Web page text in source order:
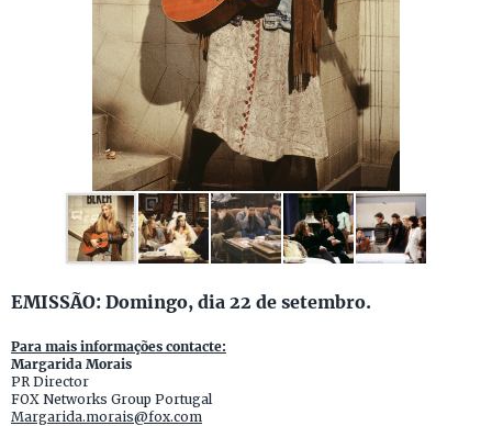
EMISSÃO: Domingo, dia 22 de setembro.
Para mais informações contacte:
Margarida Morais
PR Director
FOX Networks Group Portugal
Margarida.morais@fox.com